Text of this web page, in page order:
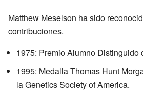
Matthew Meselson ha sido
contribuciones.
1975: Premio Alumno Distinguido
1995: Medalla Thomas Hunt
la Genetics Society of America.